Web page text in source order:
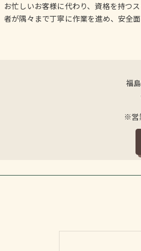
お忙しいお客様に代わり、資格を持つ
者が隅々まで丁寧に作業を進め、安全
福
※営